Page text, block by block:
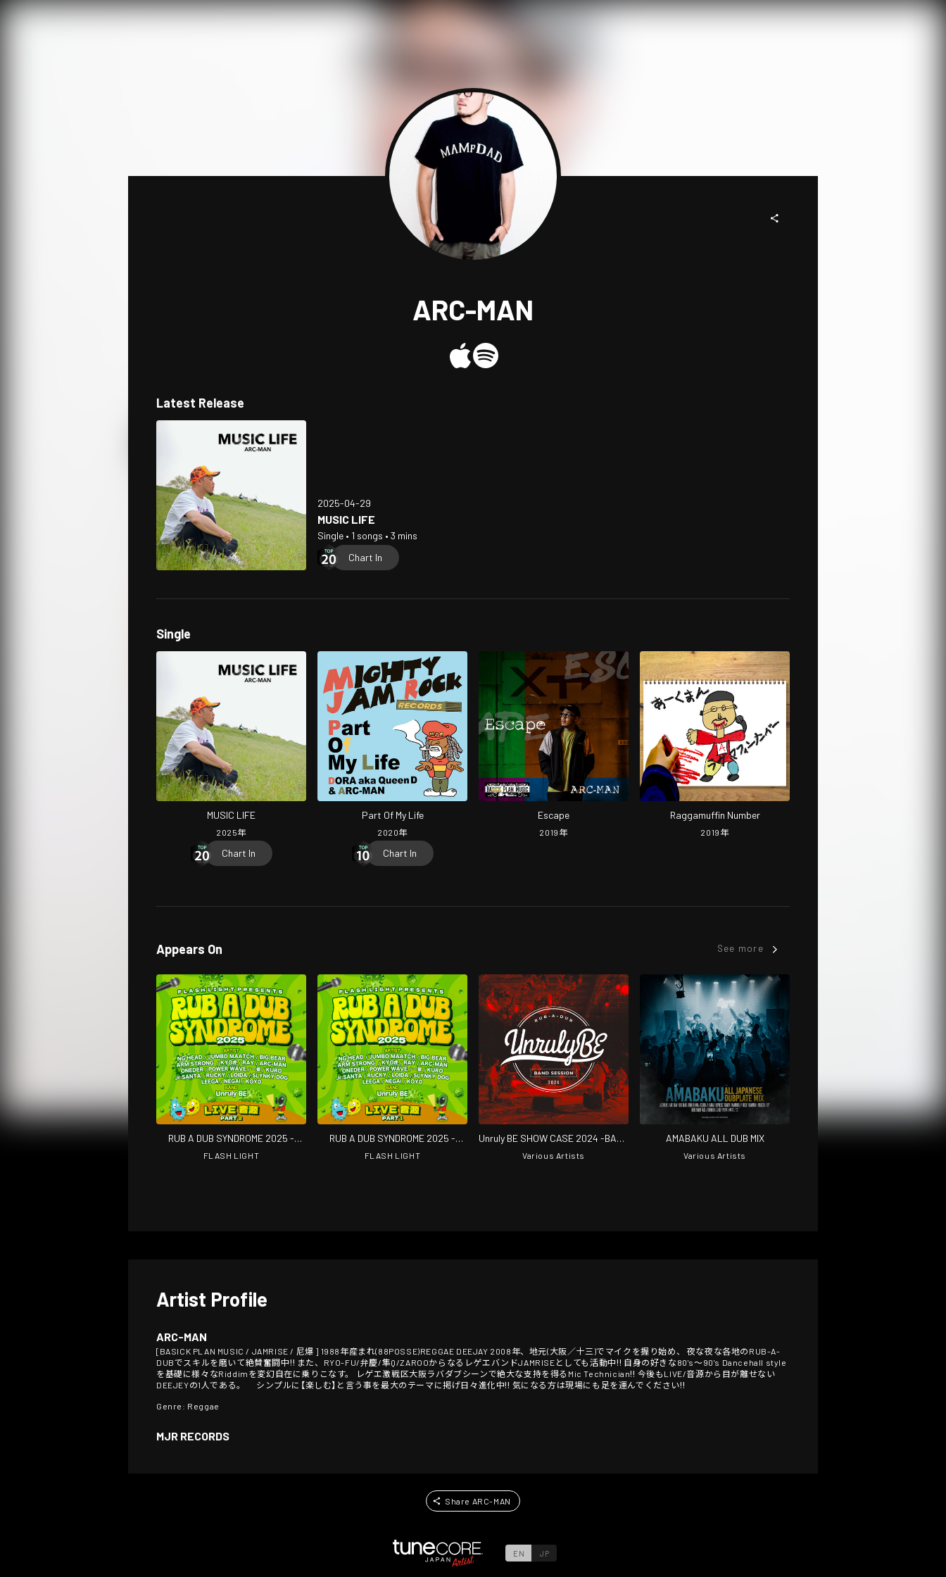
ARC-MAN
Latest Release
2025-04-29
MUSIC LIFE
Single • 1 songs • 3 mins
Chart In
Single
MUSIC LIFE
2025年
Chart In
Part Of My Life
2020年
Chart In
Escape
2019 年
Raggamuffin Number
2019 年
Appears On See more
RUB A DUB SYNDROME 2025 -
PART2- (Live at Yogibo HOLY
FLASH LIGHT
RUB A DUB SYNDROME 2025 -
PART1- (Live at Yogibo HOLY
FLASH LIGHT
Unruly BE SHOW CASE 2024 -BAND
RUB A DUB SESSION-
Various Artists
AMABAKU ALL DUB MIX
Various Artists
Artist Profile
ARC-MAN
[BASICK PLAN MUSIC / JAMRISE / 尼爆 ] 1988年産まれ(88POSSE)REGGAE DEEJAY 2008年、地元(大阪／十三)でマイクを握り始め、 夜な夜な各地のRUB-A-
DUBでスキルを磨いて絶賛奮闘中‼︎ また、RYO-FU/弁慶/隼Q/ZAROOからなるレゲエバンドJAMRISEとしても活動中‼︎ 自身の好きな80's〜90's Dancehall style
を基礎に様々なRiddimを変幻自在に乗りこなす。 レゲエ激戦区大阪ラバダブシーンで絶大な支持を得るMic Technician‼︎ 今後もLIVE/音源から目が離せない
DEEJEYの1人である。 シンプルに【楽しむ】と言う事を最大のテーマに掲げ日々進化中‼︎ 気になる方は現場にも足を運んでください‼︎
Genre: Reggae
MJR RECORDS
Share ARC-MAN
EN JP